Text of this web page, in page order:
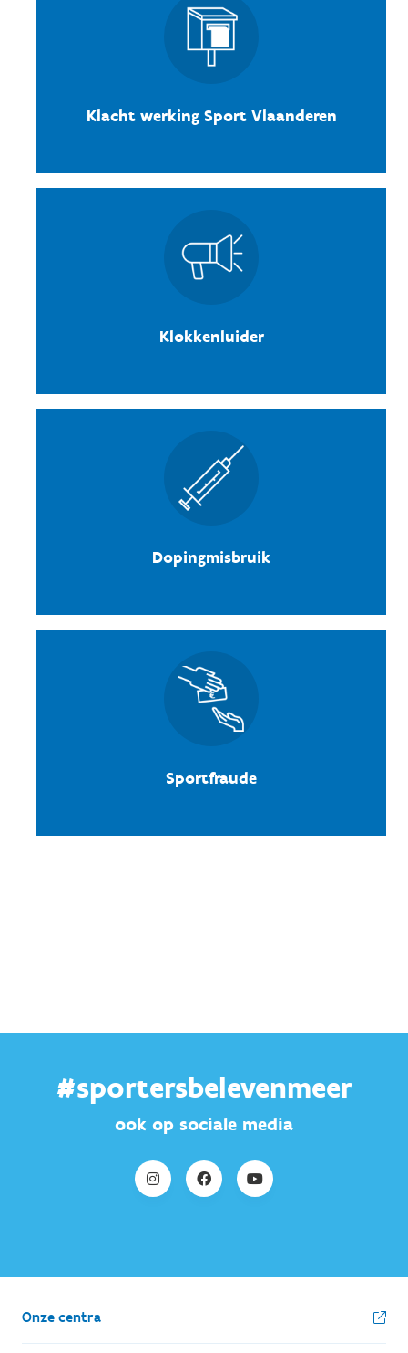
Klacht werking Sport Vlaanderen
Klokkenluider
Dopingmisbruik
Sportfraude
#sportersbelevenmeer
ook op sociale media
Onze centra